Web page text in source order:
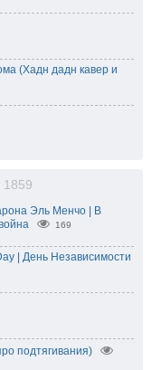
(Хадн дадн кавер и
1859
Эль Менчо | В
169
| День Независимости
подтягивания)